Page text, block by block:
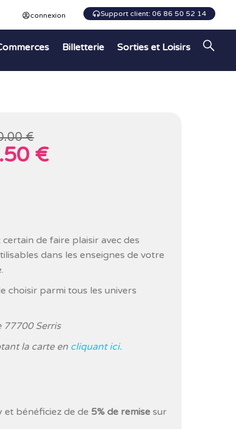
connexion Support client: 06 86 50 52 14
Billetterie Sorties et Loisirs
€
€
de faire plaisir avec des
dans les enseignes de votre
choisir parmi tous les univers
77700 Serris
la carte en cliquant ici.
et bénéficiez de de 5% de remisesur